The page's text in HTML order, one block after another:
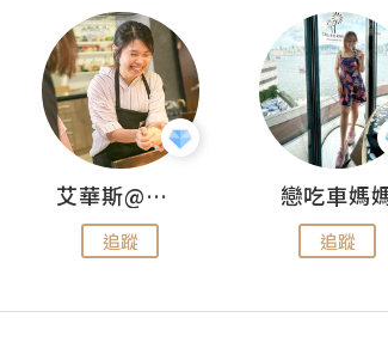
艾華斯@鄭大小姐工房
追蹤
戀吃車媽
追蹤